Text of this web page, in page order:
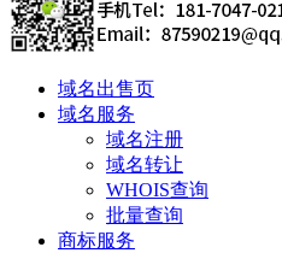
域名出售页
域名服务
域名注册
域名转让
WHOIS查询
批量查询
商标服务